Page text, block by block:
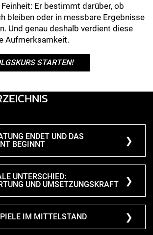
Er bestimmt darüber, ob
bleiben oder in messbare Ergebnisse
Und genau deshalb verdient diese
Aufmerksamkeit.
STARTEN!
ENDET UND DAS
BEGINNT
UNTERSCHIED:
UND UMSETZUNGSKRAFT
IM MITTELSTAND